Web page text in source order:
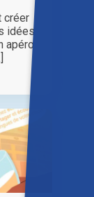
créer
idées
apéro